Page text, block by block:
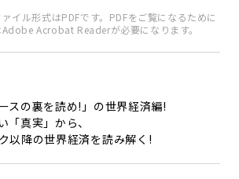
ァイル形式はPDFです。PDFをご覧になるために
Adobe Acrobat Readerが必要になります。
スの裏を読め!」の世界経済編!
「真実」から、
以降の世界経済を読み解く!